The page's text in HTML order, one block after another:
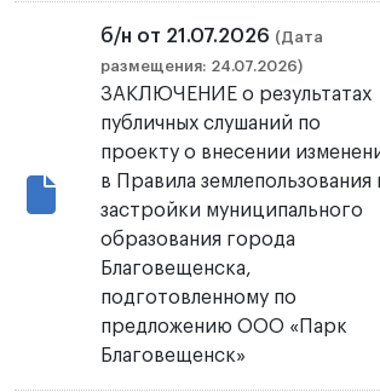
б/н от 21.07.2026 (Дата
размещения: 24.07.2026)
ЗАКЛЮЧЕНИЕ о результатах
публичных слушаний по
проекту о внесении
в Правила землепользования
застройки муниципального
образования города
Благовещенска,
подготовленному по
предложению ООО «Парк
Благовещенск»